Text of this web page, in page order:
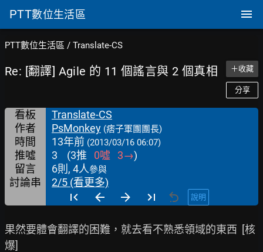
PTT數位生活區
PTT數位生活區 / Translate-CS
Re: [翻譯] Agile 的 11 個謠言與 2 個真相 ＋收藏
分享
看板
Translate-CS
作者
PsMonkey (痞子軍團團長)
時間 13年前 (2013/03/16 06:07)
推噓 3 (3推 0噓 3→)
留言
6則, 4人參與
討論串 2/5 (看更多)
說明
果然要體會翻譯的困難，就去看不熟悉領域的東西  [核
爆]